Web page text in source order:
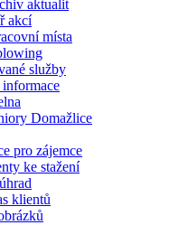
aktualit
akcí
místa
služby
Domažlice
pro zájemce
ke stažení
klientů